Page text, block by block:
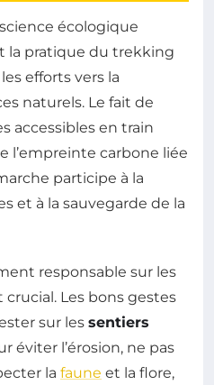
écologique
la pratique du trekking
efforts vers la
naturels. Le fait de
accessibles en train
l’empreinte carbone liée
participe à la
et à la sauvegarde de la
responsable sur les
Les bons gestes
sur les sentiers
éviter l’érosion, ne pas
la faune et la flore,